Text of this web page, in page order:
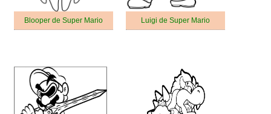
Blooper de Super Mario Luigi de Super Mario